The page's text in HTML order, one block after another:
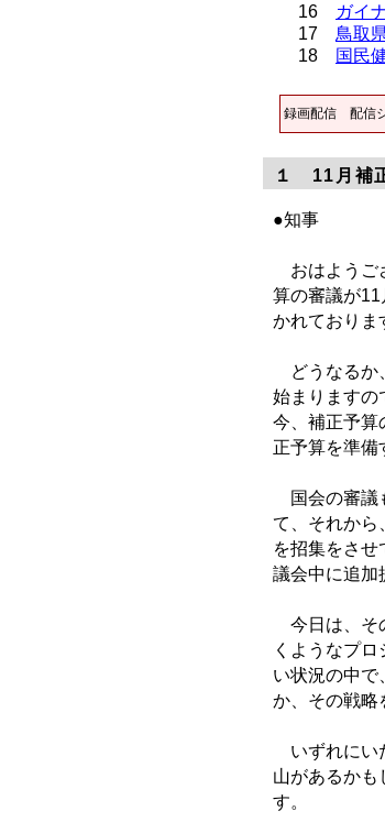
16
ガイ
17 鳥取
18
国民
録画配信 配信
１ 11月補
●知事
おはようご
算の審議が
かれておりま
どうなるか
始まりますの
今、補正予算
正予算を準備
国会の審議
て、それから
を招集をさせ
議会中に追加
今日は、そ
くようなプ
い状況の中で
か、その戦略
いずれにい
山があるかも
す。